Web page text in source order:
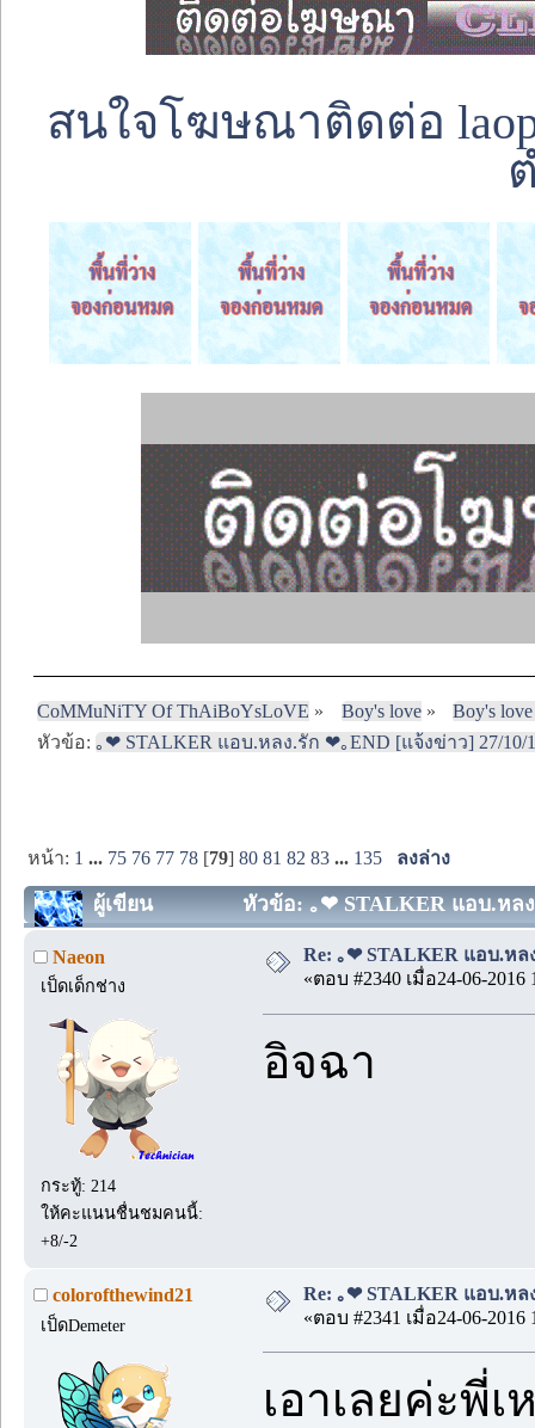
สนใจโฆษณาติดต่อ
CoMMuNiTY Of ThAiBoYsLoVE » Boy's love»
Boy's
หัวข้อ:｡❤ STALKER แอบ.หลง.รัก ❤｡END [แจ้งข่าว] 27/10/
หน้า: 1 ... 75 76 77 78 [79]80 81 82 83 ... 135 ลงล่าง
ผู้เขียน หัวข้อ: ｡❤ STALKER แอบ.หลง.
Naeon
เป็ดเด็กช่าง
กระทู้: 214
ให้คะแนนชื่นชมคนนี้:
+8/-2
Re: ｡❤ STALKER แอบ.หล
«ตอบ #2340 เมื่อ24-06-2016
อิจฉา
colorofthewind21
เป็ดDemeter
Re: ｡❤ STALKER แอบ.หล
«ตอบ #2341 เมื่อ24-06-2016
เอาเลยค่ะพี่